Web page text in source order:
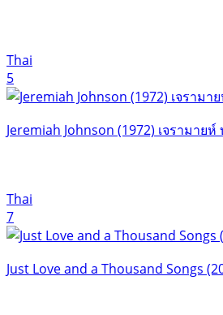
Thai
5
Jeremiah Johnson (1972) เจรามาย
Thai
7
Just Love and a Thousand Songs